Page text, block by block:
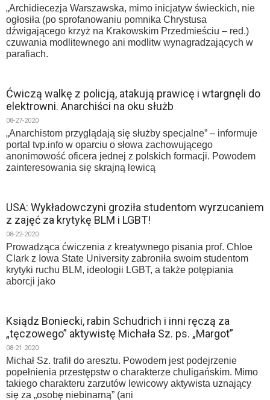
„Archidiecezja Warszawska, mimo inicjatyw świeckich, nie
ogłosiła (po sprofanowaniu pomnika Chrystusa
dźwigającego krzyż na Krakowskim Przedmieściu – red.)
czuwania modlitewnego ani modlitw wynagradzających w
parafiach.
Ćwiczą walkę z policją, atakują prawicę i wtargnęli do
elektrowni. Anarchiści na oku służb
08-27-2020
„Anarchistom przyglądają się służby specjalne” – informuje
portal tvp.info w oparciu o słowa zachowującego
anonimowość oficera jednej z polskich formacji. Powodem
zainteresowania się skrajną lewicą
USA: Wykładowczyni groziła studentom wyrzucaniem
z zajęć za krytykę BLM i LGBT!
08-22-2020
Prowadząca ćwiczenia z kreatywnego pisania prof. Chloe
Clark z Iowa State University zabroniła swoim studentom
krytyki ruchu BLM, ideologii LGBT, a także potępiania
aborcji jako
Ksiądz Boniecki, rabin Schudrich i inni ręczą za
„tęczowego” aktywistę Michała Sz. ps. „Margot”
08-21-2020
Michał Sz. trafił do aresztu. Powodem jest podejrzenie
popełnienia przestępstw o charakterze chuligańskim. Mimo
takiego charakteru zarzutów lewicowy aktywista uznający
się za „osobę niebinarną” (ani